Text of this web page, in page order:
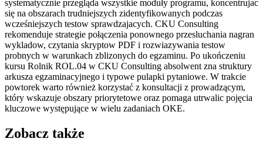
systematycznie przegląda wszystkie moduły programu, koncentrujac
się na obszarach trudniejszych zidentyfikowanych podczas
wcześniejszych testow sprawdzajacych. CKU Consulting
rekomenduje strategie połączenia ponownego przesluchania nagran
wykladow, czytania skryptow PDF i rozwiazywania testow
probnych w warunkach zblizonych do egzaminu. Po ukończeniu
kursu Rolnik ROL.04 w CKU Consulting absolwent zna struktury
arkusza egzaminacyjnego i typowe pulapki pytaniowe. W trakcie
powtorek warto również korzystać z konsultacji z prowadzącym,
który wskazuje obszary priorytetowe oraz pomaga utrwalic pojęcia
kluczowe występujące w wielu zadaniach OKE.
Zobacz także